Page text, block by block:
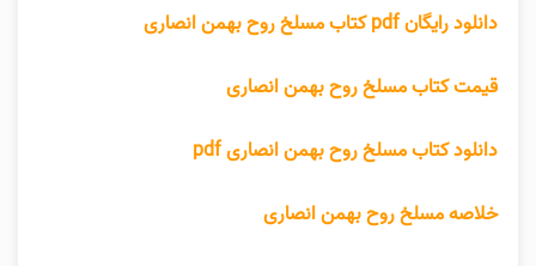
دانلود رایگان pdf کتاب مسلخ روح بهمن انصاری
قیمت کتاب مسلخ روح بهمن انصاری
دانلود کتاب مسلخ روح بهمن انصاری pdf
خلاصه مسلخ روح بهمن انصاری